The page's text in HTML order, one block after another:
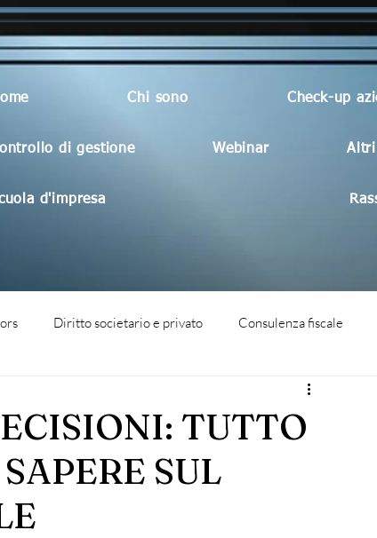
Chi sono Check-up
di gestione Webinar
d'impresa
Diritto societario e privato Consulenza fiscale
TUTTO
SUL